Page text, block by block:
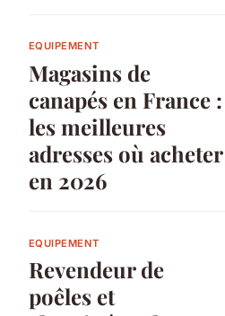
EQUIPEMENT
Magasins de
canapés en France :
les meilleures
adresses où acheter
en 2026
EQUIPEMENT
Revendeur de
poêles et